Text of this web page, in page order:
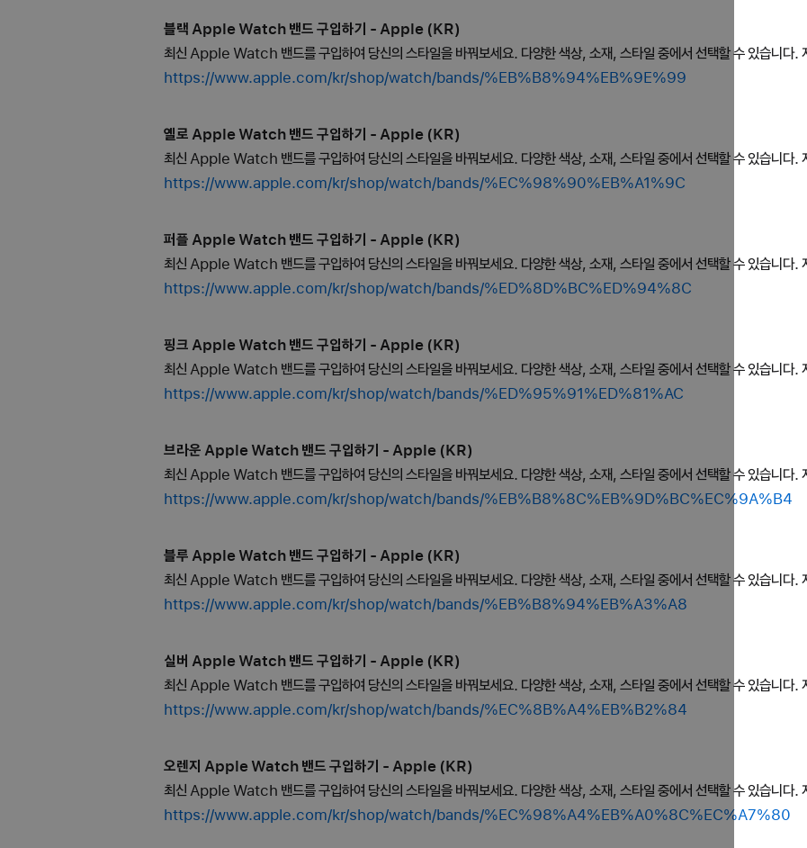
블랙 Apple Watch 밴드 구입하기 - Apple (KR)
최신 Apple Watch 밴드를 구입하여 당신의 스타일을 바꿔보세요. 다양한 색상, 소재, 스타일 중에서 선택할 수 있습니
https://www.apple.com/kr/shop/watch/bands/%EB%B8%94%EB%9E%99
옐로 Apple Watch 밴드 구입하기 - Apple (KR)
최신 Apple Watch 밴드를 구입하여 당신의 스타일을 바꿔보세요. 다양한 색상, 소재, 스타일 중에서 선택할 수 있습니
https://www.apple.com/kr/shop/watch/bands/%EC%98%90%EB%A1%9C
퍼플 Apple Watch 밴드 구입하기 - Apple (KR)
최신 Apple Watch 밴드를 구입하여 당신의 스타일을 바꿔보세요. 다양한 색상, 소재, 스타일 중에서 선택할 수 있습니
https://www.apple.com/kr/shop/watch/bands/%ED%8D%BC%ED%94%8C
핑크 Apple Watch 밴드 구입하기 - Apple (KR)
최신 Apple Watch 밴드를 구입하여 당신의 스타일을 바꿔보세요. 다양한 색상, 소재, 스타일 중에서 선택할 수 있습니
https://www.apple.com/kr/shop/watch/bands/%ED%95%91%ED%81%AC
브라운 Apple Watch 밴드 구입하기 - Apple (KR)
최신 Apple Watch 밴드를 구입하여 당신의 스타일을 바꿔보세요. 다양한 색상, 소재, 스타일 중에서 선택할 수 있습니
https://www.apple.com/kr/shop/watch/bands/%EB%B8%8C%EB%9D%BC%EC%9A%B4
블루 Apple Watch 밴드 구입하기 - Apple (KR)
최신 Apple Watch 밴드를 구입하여 당신의 스타일을 바꿔보세요. 다양한 색상, 소재, 스타일 중에서 선택할 수 있습니
https://www.apple.com/kr/shop/watch/bands/%EB%B8%94%EB%A3%A8
실버 Apple Watch 밴드 구입하기 - Apple (KR)
최신 Apple Watch 밴드를 구입하여 당신의 스타일을 바꿔보세요. 다양한 색상, 소재, 스타일 중에서 선택할 수 있습니
https://www.apple.com/kr/shop/watch/bands/%EC%8B%A4%EB%B2%84
오렌지 Apple Watch 밴드 구입하기 - Apple (KR)
최신 Apple Watch 밴드를 구입하여 당신의 스타일을 바꿔보세요. 다양한 색상, 소재, 스타일 중에서 선택할 수 있습니
https://www.apple.com/kr/shop/watch/bands/%EC%98%A4%EB%A0%8C%EC%A7%80